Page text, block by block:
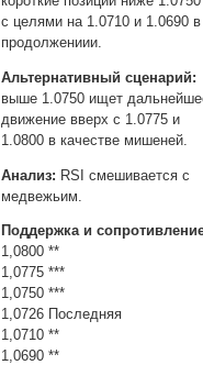
с целями на 1.0710 и 1.0690 в
продолжениии.
Альтернативный сценарий:
выше 1.0750 ищет
движение вверх с 1.0775 и
1.0800 в качестве мишеней.
Анализ: RSI смешивается с
медвежьим.
Поддержка и
1,0800 **
1,0775 ***
1,0750 ***
1,0726 Последняя
1,0710 **
1,0690 **